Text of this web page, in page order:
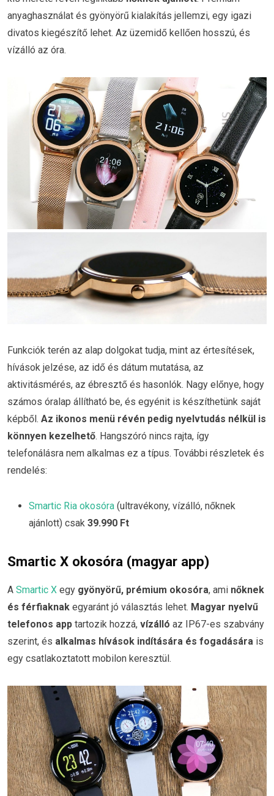
anyaghasználat és gyönyörű kialakítás jellemzi, egy igazi
divatos kiegészítő lehet. Az üzemidő kellően hosszú, és
vízálló az óra.
Funkciók terén az alap dolgokat tudja, mint az értesítések,
hívások jelzése, az idő és dátum mutatása, az
aktivitásmérés, az ébresztő és hasonlók. Nagy előnye, hogy
számos óralap állítható be, és egyénit is készíthetünk saját
képből. Az ikonos menü révén pedig nyelvtudás nélkül is
könnyen kezelhető. Hangszóró nincs rajta, így
telefonálásra nem alkalmas ez a típus. További részletek és
rendelés:
Smartic Ria okosóra (ultravékony, vízálló, nőknek
ajánlott) csak 39.990 Ft
Smartic X okosóra (magyar app)
A Smartic X egy gyönyörű, prémium okosóra, ami nőknek
és férfiaknak egyaránt jó választás lehet. Magyar nyelvű
telefonos app tartozik hozzá, vízálló az IP67-es szabvány
szerint, és alkalmas hívások indítására és fogadására is
egy csatlakoztatott mobilon keresztül.